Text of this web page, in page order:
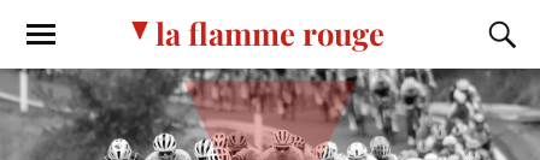
la flamme rouge